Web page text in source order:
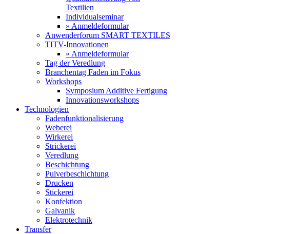
Textilien
Individualseminar
» Anmeldeformular
Anwenderforum SMART TEXTILES
TITV-Innovationen
» Anmeldeformular
Tag der Veredlung
Branchentag Faden im Fokus
Workshops
Symposium Additive Fertigung
Innovationsworkshops
Technologien
Fadenfunktionalisierung
Weberei
Wirkerei
Strickerei
Veredlung
Beschichtung
Pulverbeschichtung
Drucken
Stickerei
Konfektion
Galvanik
Elektrotechnik
Transfer